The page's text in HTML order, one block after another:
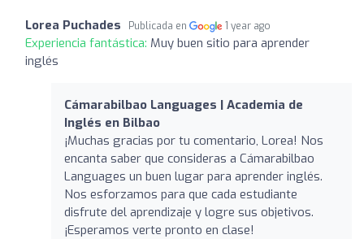
Lorea Puchades Publicada en 1 year ago
Experiencia fantástica: Muy buen sitio para aprender
inglés
Cámarabilbao Languages | Academia de
Inglés en Bilbao
¡Muchas gracias por tu comentario, Lorea! Nos
encanta saber que consideras a Cámarabilbao
Languages un buen lugar para aprender inglés.
Nos esforzamos para que cada estudiante
disfrute del aprendizaje y logre sus objetivos.
¡Esperamos verte pronto en clase!